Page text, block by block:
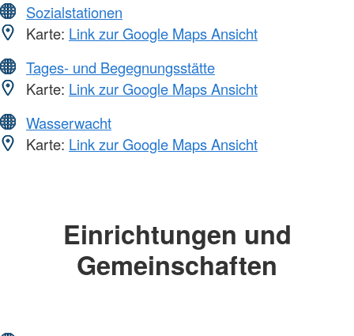
Sozialstationen
Karte: Link zur Google Maps Ansicht
Tages- und Begegnungsstätte
Karte: Link zur Google Maps Ansicht
Wasserwacht
Karte: Link zur Google Maps Ansicht
Einrichtungen und
Gemeinschaften